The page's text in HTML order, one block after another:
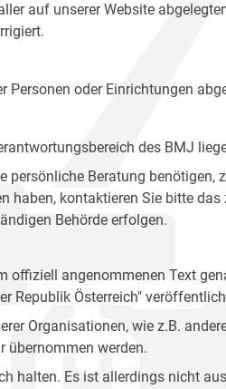
auf unserer Website
Personen oder Einrichtungen
des BMJ
Beratung benötigen,
haben, kontaktieren Sie bitte
Behörde erfolgen.
angenommenen Text
Republik Österreich"
Organisationen, wie z.B.
übernommen werden.
halten. Es ist allerdings nicht